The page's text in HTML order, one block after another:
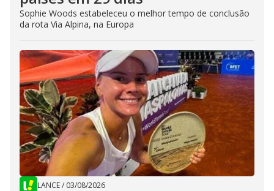
Sophie Woods estabeleceu o melhor tempo de conclusão
da rota Via Alpina, na Europa
LANCE/ 03/08/2026